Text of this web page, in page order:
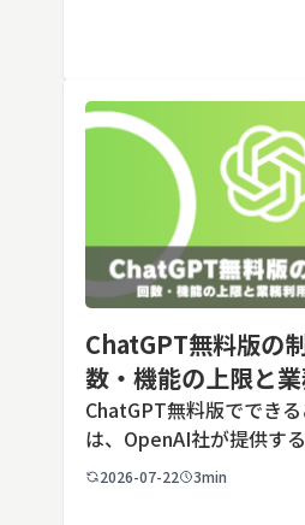
ChatGPT無料版の
数・機能の上限と
点を解説【2026年
ChatGPT無料版ででき
は、OpenAI社が提供す
サービスです。アカウン
2026-07-22 3min